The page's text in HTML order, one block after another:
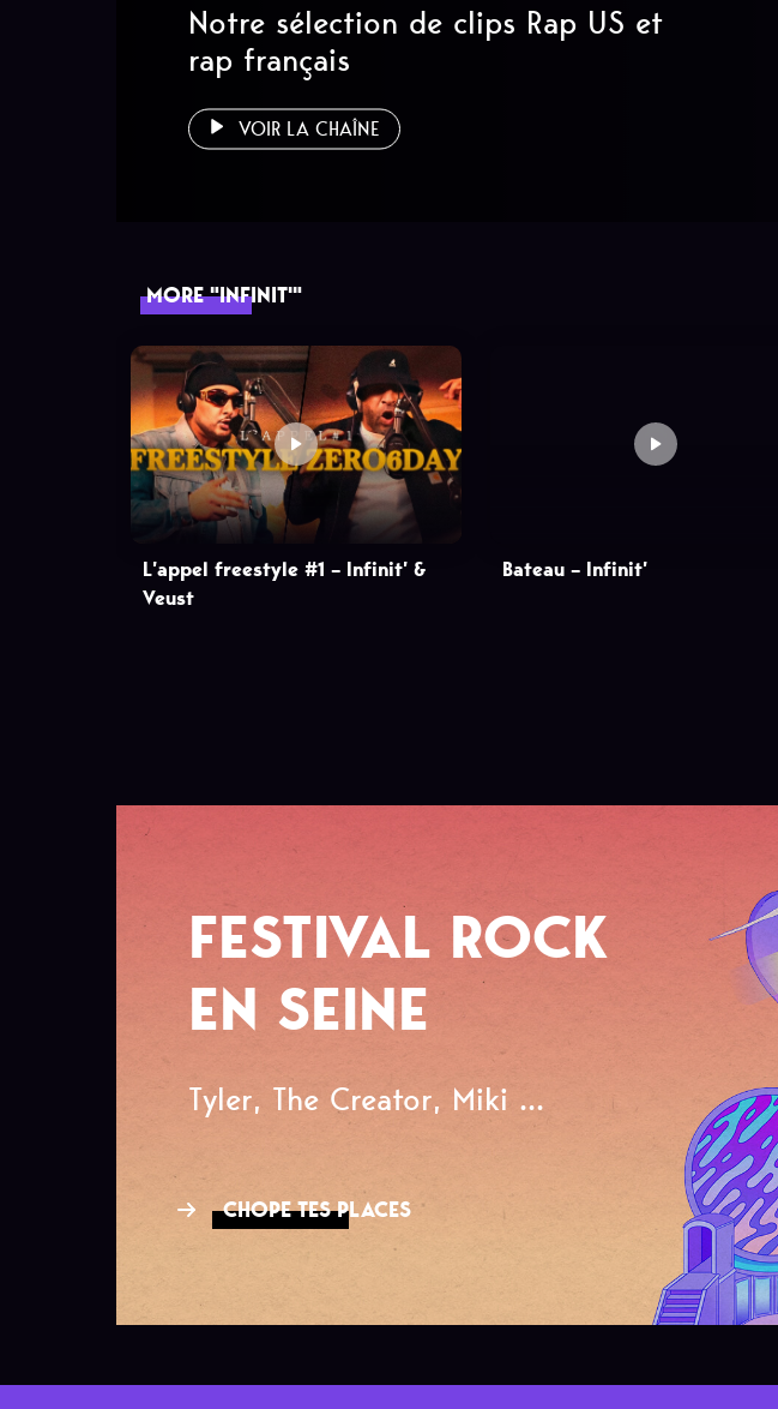
Notre sélection de clips Rap US et
rap français
VOIR LA CHAÎNE
MORE "INFINIT'"
L’appel freestyle #1 – Infinit’ &
Veust
Bateau – Infinit’
FESTIVAL ROCK
EN SEINE
Tyler, The Creator, Miki ...
CHOPE TES PLACES